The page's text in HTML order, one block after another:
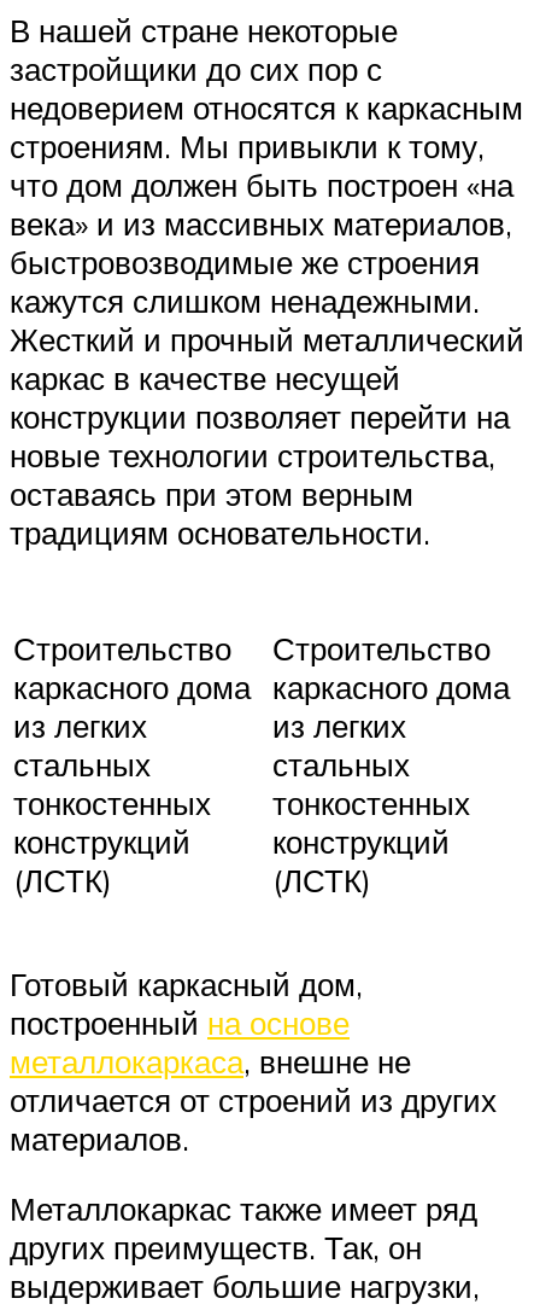
В нашей стране некоторые
застройщики до сих пор с
недоверием относятся к каркасным
строениям. Мы привыкли к тому,
что дом должен быть построен «на
века» и из массивных материалов,
быстровозводимые же строения
кажутся слишком ненадежными.
Жесткий и прочный металлический
каркас в качестве несущей
конструкции позволяет перейти на
новые технологии строительства,
оставаясь при этом верным
традициям основательности.
Строительство
каркасного дома
из легких
стальных
тонкостенных
конструкций
(ЛСТК)
Строительство
каркасного дома
из легких
стальных
тонкостенных
конструкций
(ЛСТК)
Готовый каркасный дом,
построенный на основе
металлокаркаса, внешне не
отличается от строений из других
материалов.
Металлокаркас также имеет ряд
других преимуществ. Так, он
выдерживает большие нагрузки,